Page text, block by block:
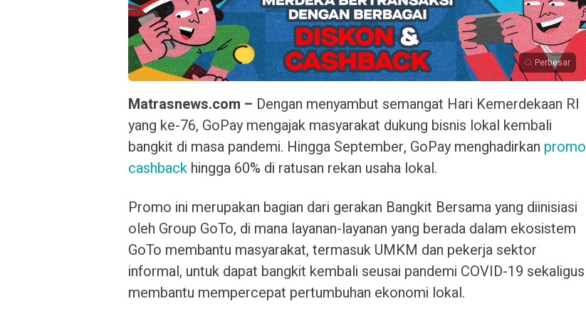
Perbesar
Matrasnews.com – Dengan menyambut semangat Hari Kemerdekaan RI
yang ke-76, GoPay mengajak masyarakat dukung bisnis lokal kembali
bangkit di masa pandemi. Hingga September, GoPay menghadirkan promo
cashback hingga 60% di ratusan rekan usaha lokal.
Promo ini merupakan bagian dari gerakan Bangkit Bersama yang diinisiasi
oleh Group GoTo, di mana layanan-layanan yang berada dalam ekosistem
GoTo membantu masyarakat, termasuk UMKM dan pekerja sektor
informal, untuk dapat bangkit kembali seusai pandemi COVID-19 sekaligus
membantu mempercepat pertumbuhan ekonomi lokal.